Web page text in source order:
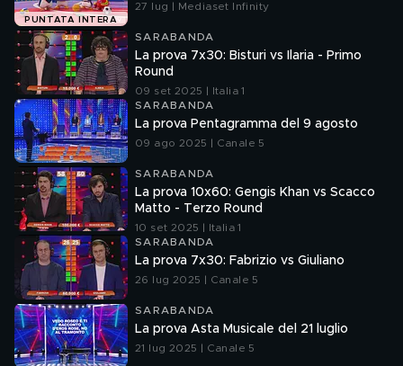
PUNTATA INTERA
27 lug | Mediaset Infinity
SARABANDA
La prova 7x30: Bisturi vs Ilaria - Primo
Round
09 set 2025 | Italia 1
SARABANDA
La prova Pentagramma del 9 agosto
09 ago 2025 | Canale 5
SARABANDA
La prova 10x60: Gengis Khan vs Scacco
Matto - Terzo Round
10 set 2025 | Italia 1
SARABANDA
La prova 7x30: Fabrizio vs Giuliano
26 lug 2025 | Canale 5
SARABANDA
La prova Asta Musicale del 21 luglio
21 lug 2025 | Canale 5